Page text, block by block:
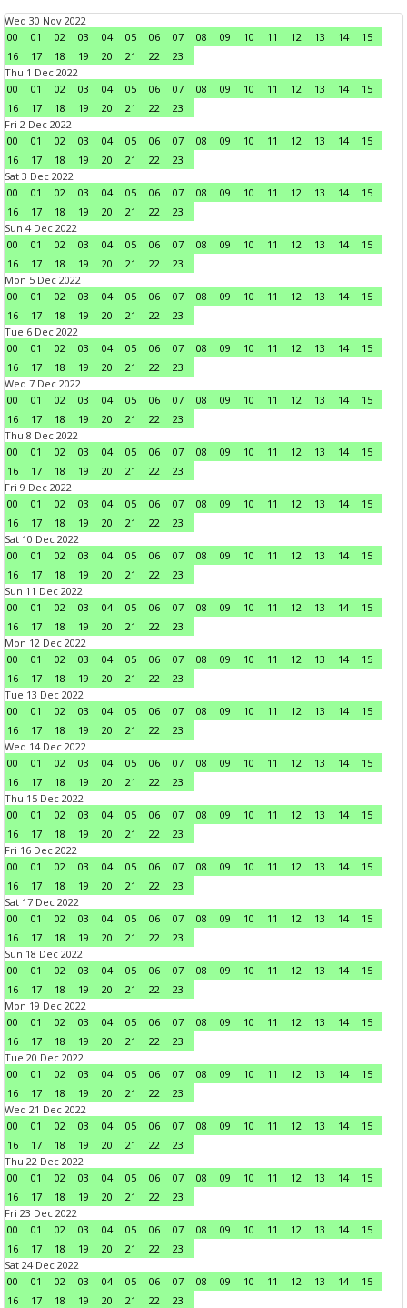
Wed 30 Nov 2022
00
01 02 03 04 05 06 07 08 09 10 11 12 13 14
15
16
17 18 19 20 21 22
23
Thu 1 Dec 2022
00
01 02 03 04 05 06 07 08 09 10 11 12 13 14
15
16
17 18 19 20 21 22
23
Fri 2 Dec 2022
00
01 02 03 04 05 06 07 08 09 10 11 12 13 14
15
16
17 18 19 20 21 22
23
Sat 3 Dec 2022
00
01 02 03 04 05 06 07 08 09 10 11 12 13 14
15
16
17 18 19 20 21 22
23
Sun 4 Dec 2022
00
01 02 03 04 05 06 07 08 09 10 11 12 13 14
15
16
17 18 19 20 21 22
23
Mon 5 Dec 2022
00
01 02 03 04 05 06 07 08 09 10 11 12 13 14
15
16
17 18 19 20 21 22
23
Tue 6 Dec 2022
00
01 02 03 04 05 06 07 08 09 10 11 12 13 14
15
16
17 18 19 20 21 22
23
Wed 7 Dec 2022
00
01 02 03 04 05 06 07 08 09 10 11 12 13 14
15
16
17 18 19 20 21 22
23
Thu 8 Dec 2022
00
01 02 03 04 05 06 07 08 09 10 11 12 13 14
15
16
17 18 19 20 21 22
23
Fri 9 Dec 2022
00
01 02 03 04 05 06 07 08 09 10 11 12 13 14
15
16
17 18 19 20 21 22
23
Sat 10 Dec 2022
00
01 02 03 04 05 06 07 08 09 10 11 12 13 14
15
16
17 18 19 20 21 22
23
Sun 11 Dec 2022
00
01 02 03 04 05 06 07 08 09 10 11 12 13 14
15
16
17 18 19 20 21 22
23
Mon 12 Dec 2022
00
01 02 03 04 05 06 07 08 09 10 11 12 13 14
15
16
17 18 19 20 21 22
23
Tue 13 Dec 2022
00
01 02 03 04 05 06 07 08 09 10 11 12 13 14
15
16
17 18 19 20 21 22
23
Wed 14 Dec 2022
00
01 02 03 04 05 06 07 08 09 10 11 12 13 14
15
16
17 18 19 20 21 22
23
Thu 15 Dec 2022
00
01 02 03 04 05 06 07 08 09 10 11 12 13 14
15
16
17 18 19 20 21 22
23
Fri 16 Dec 2022
00
01 02 03 04 05 06 07 08 09 10 11 12 13 14
15
16
17 18 19 20 21 22
23
Sat 17 Dec 2022
00
01 02 03 04 05 06 07 08 09 10 11 12 13 14
15
16
17 18 19 20 21 22
23
Sun 18 Dec 2022
00
01 02 03 04 05 06 07 08 09 10 11 12 13 14
15
16
17 18 19 20 21 22
23
Mon 19 Dec 2022
00
01 02 03 04 05 06 07 08 09 10 11 12 13 14
15
16
17 18 19 20 21 22
23
Tue 20 Dec 2022
00
01 02 03 04 05 06 07 08 09 10 11 12 13 14
15
16
17 18 19 20 21 22
23
Wed 21 Dec 2022
00
01 02 03 04 05 06 07 08 09 10 11 12 13 14
15
16
17 18 19 20 21 22
23
Thu 22 Dec 2022
00
01 02 03 04 05 06 07 08 09 10 11 12 13 14
15
16
17 18 19 20 21 22
23
Fri 23 Dec 2022
00
01 02 03 04 05 06 07 08 09 10 11 12 13 14
15
16
17 18 19 20 21 22
23
Sat 24 Dec 2022
00
01 02 03 04 05 06 07 08 09 10 11 12 13 14
15
16
17 18 19 20 21 22
23